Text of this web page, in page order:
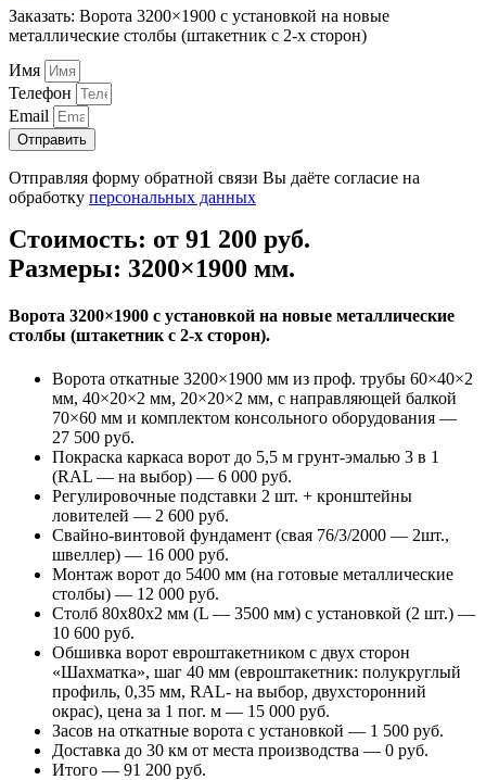
Заказать: Ворота 3200×1900 с установкой на новые
металлические столбы (штакетник с 2-х сторон)
Имя
Телефон
Email
Отправить
Отправляя форму обратной связи Вы даёте согласие на
обработку персональных данных
Стоимость: от 91 200 руб.
Размеры: 3200×1900 мм.
Ворота 3200×1900 с установкой на новые металлические
столбы (штакетник с 2-х сторон).
Ворота откатные 3200×1900 мм из проф. трубы 60×40×2
мм, 40×20×2 мм, 20×20×2 мм, с направляющей балкой
70×60 мм и комплектом консольного оборудования —
27 500 руб.
Покраска каркаса ворот до 5,5 м грунт-эмалью 3 в 1
(RAL — на выбор) — 6 000 руб.
Регулировочные подставки 2 шт. + кронштейны
ловителей — 2 600 руб.
Свайно-винтовой фундамент (свая 76/3/2000 — 2шт.,
швеллер) — 16 000 руб.
Монтаж ворот до 5400 мм (на готовые металлические
столбы) — 12 000 руб.
Столб 80х80х2 мм (L — 3500 мм) с установкой (2 шт.) —
10 600 руб.
Обшивка ворот евроштакетником с двух сторон
«Шахматка», шаг 40 мм (евроштакетник: полукруглый
профиль, 0,35 мм, RAL- на выбор, двухсторонний
окрас), цена за 1 пог. м — 15 000 руб.
Засов на откатные ворота с установкой — 1 500 руб.
Доставка до 30 км от места производства — 0 руб.
Итого — 91 200 руб.